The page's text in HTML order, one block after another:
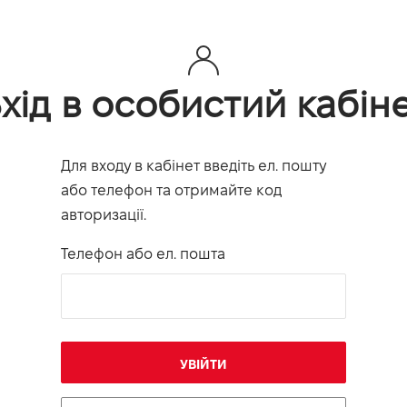
в особистий
Для входу в кабінет введіть ел. пошту
або телефон та отримайте код
авторизації.
Телефон або ел. пошта
УВІЙТИ